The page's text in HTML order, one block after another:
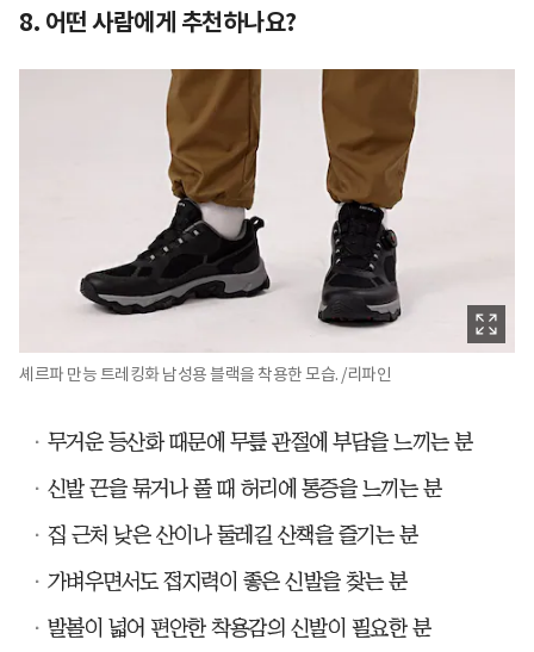
8. 어떤 사람에게 추천하나요?
셰르파 만능 트레킹화 남성용 블랙을 착용한 모습. /리파인
무거운 등산화 때문에 무릎 관절에 부담을 느끼는 분
신발 끈을 묶거나 풀 때 허리에 통증을 느끼는 분
집 근처 낮은 산이나 둘레길 산책을 즐기는 분
가벼우면서도 접지력이 좋은 신발을 찾는 분
발볼이 넓어 편안한 착용감의 신발이 필요한 분